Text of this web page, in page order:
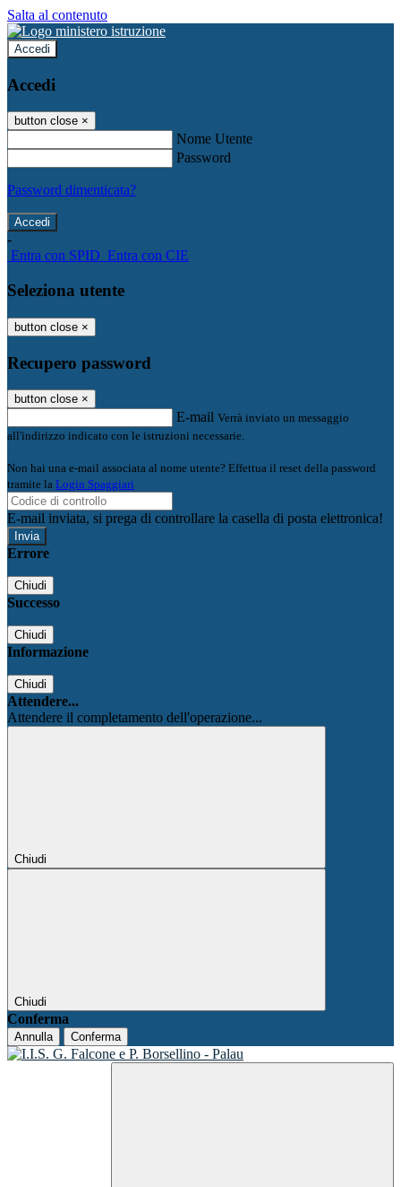
Salta al contenuto
Accedi
Accedi
button close ×
Nome Utente
Password
Password dimenticata?
-
Entra con SPID Entra con CIE
Seleziona utente
button close ×
Recupero password
button close ×
E-mail Verrà inviato un messaggio
all'indirizzo indicato con le istruzioni necessarie.
Non hai una e-mail associata al nome utente? Effettua il reset della password
tramite la Login Spaggiari
E-mail inviata, si prega di controllare la casella di posta elettronica!
Errore
Chiudi
Successo
Chiudi
Informazione
Chiudi
Attendere...
Attendere il completamento dell'operazione...
Chiudi
Chiudi
Conferma
Annulla Conferma